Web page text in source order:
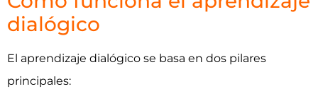
dialógico
El aprendizaje dialógico se basa en dos pilares
principales: